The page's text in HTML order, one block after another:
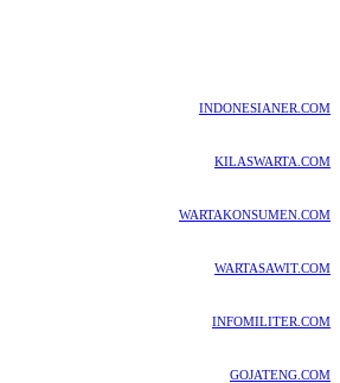
INDONESIANER.COM
KILASWARTA.COM
WARTAKONSUMEN.COM
WARTASAWIT.COM
INFOMILITER.COM
GOJATENG.COM